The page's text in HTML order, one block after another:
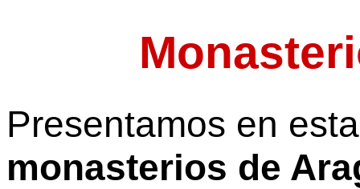
Presentamos en
monasterios de